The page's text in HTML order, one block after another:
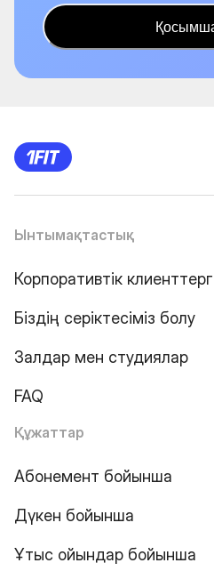
Ынтымақтастық
Корпоративтік
Біздің серіктесіміз болу
Залдар мен студиялар
FAQ
Құжаттар
Абонемент бойынша
Дүкен бойынша
Ұтыс ойындар бойынша